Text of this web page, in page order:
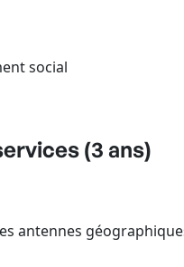
social
(3 ans)
antennes